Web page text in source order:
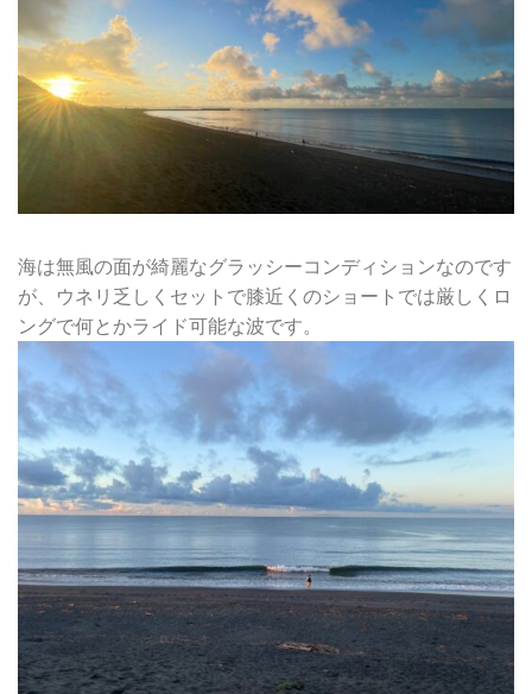
海は無風の面が綺麗なグラッシーコンディションなのです
が、ウネリ乏しくセットで膝近くのショートでは厳しくロ
ングで何とかライド可能な波です。